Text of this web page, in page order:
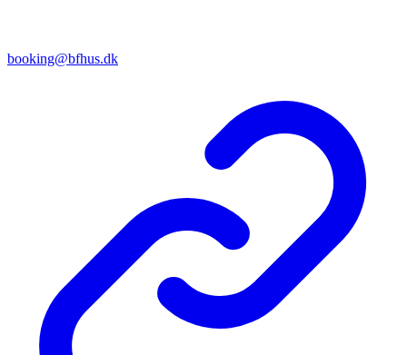
booking@bfhus.dk